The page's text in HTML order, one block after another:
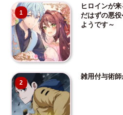
1
ヒロインが
だはずの悪
ようです～
2
雑用付与術